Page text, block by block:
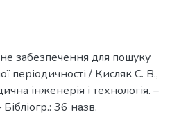
забезпечення для пошуку
періодичності / Кисляк С. В.,
інженерія і технологія. –
36 назв.